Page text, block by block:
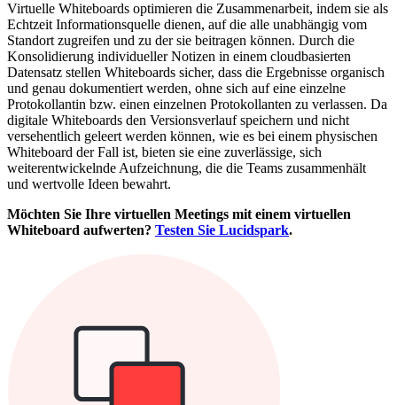
Virtuelle Whiteboards optimieren die Zusammenarbeit, indem sie als
Echtzeit Informationsquelle dienen, auf die alle unabhängig vom
Standort zugreifen und zu der sie beitragen können. Durch die
Konsolidierung individueller Notizen in einem cloudbasierten
Datensatz stellen Whiteboards sicher, dass die Ergebnisse organisch
und genau dokumentiert werden, ohne sich auf eine einzelne
Protokollantin bzw. einen einzelnen Protokollanten zu verlassen. Da
digitale Whiteboards den Versionsverlauf speichern und nicht
versehentlich geleert werden können, wie es bei einem physischen
Whiteboard der Fall ist, bieten sie eine zuverlässige, sich
weiterentwickelnde Aufzeichnung, die die Teams zusammenhält
und wertvolle Ideen bewahrt.
Möchten Sie Ihre virtuellen Meetings mit einem virtuellen
Whiteboard aufwerten? Testen Sie Lucidspark.